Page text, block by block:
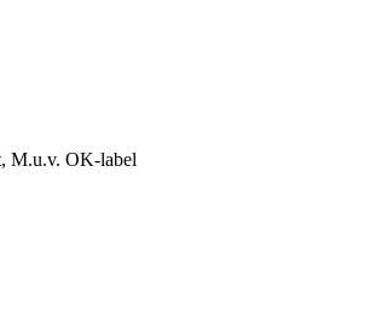
M.u.v. OK-label